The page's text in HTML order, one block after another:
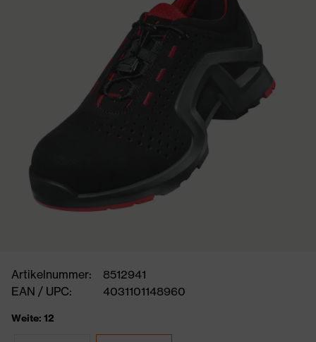
Artikelnummer:
8512941
EAN / UPC:
4031101148960
Weite: 12